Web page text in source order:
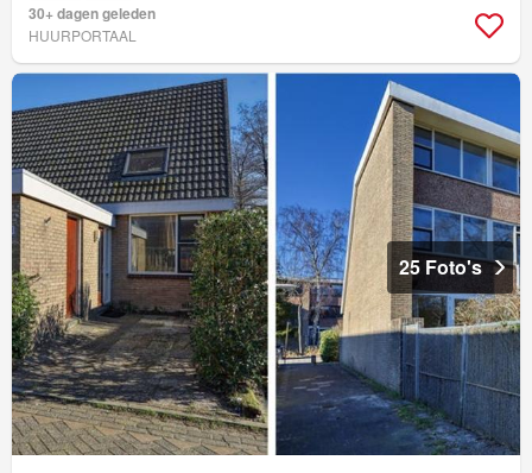
30+ dagen geleden
HUURPORTAAL
25 Foto's